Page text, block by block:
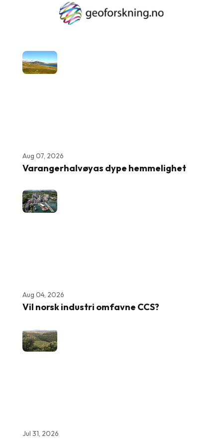
Aug 07, 2026
Varangerhalvøyas dype hemmelighet
Aug 04, 2026
Vil norsk industri omfavne CCS?
Jul 31, 2026